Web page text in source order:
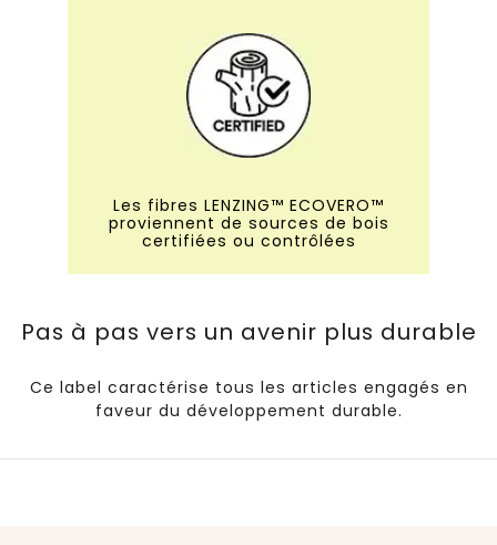
Les fibres LENZING™ ECOVERO™
proviennent de sources de bois
certifiées ou contrôlées
Pas à pas vers un avenir plus durable
Ce label caractérise tous les articles engagés en
faveur du développement durable.